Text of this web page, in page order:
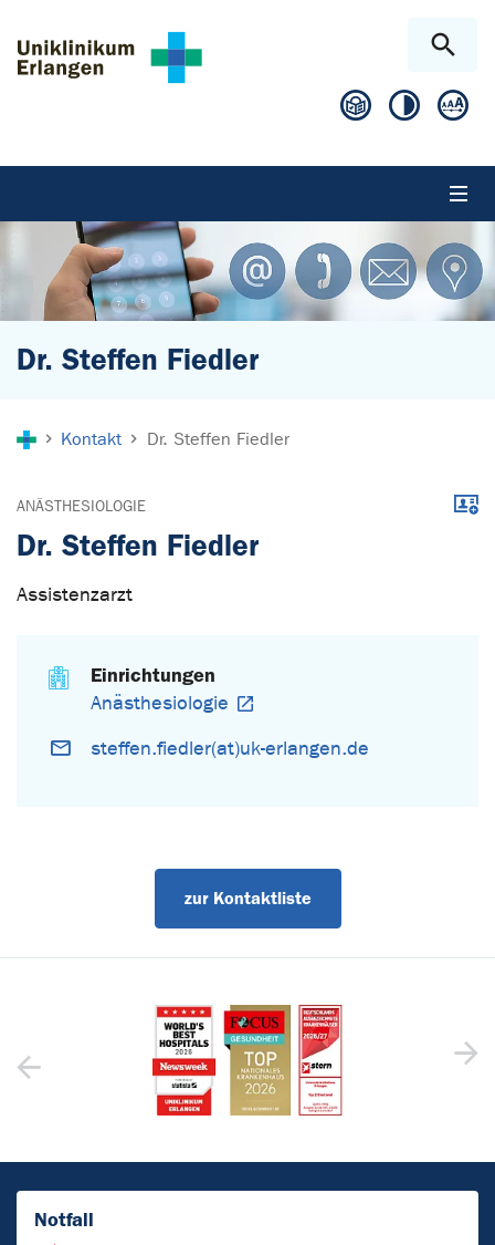
Dr. Steffen Fiedler
Kontakt Dr. Steffen Fiedler
ANÄSTHESIOLOGIE
Dr. Steffen Fiedler
Assistenzarzt
Einrichtungen
Anästhesiologie
steffen.fiedler(at)uk-erlangen.de
zur Kontaktliste
Notfall